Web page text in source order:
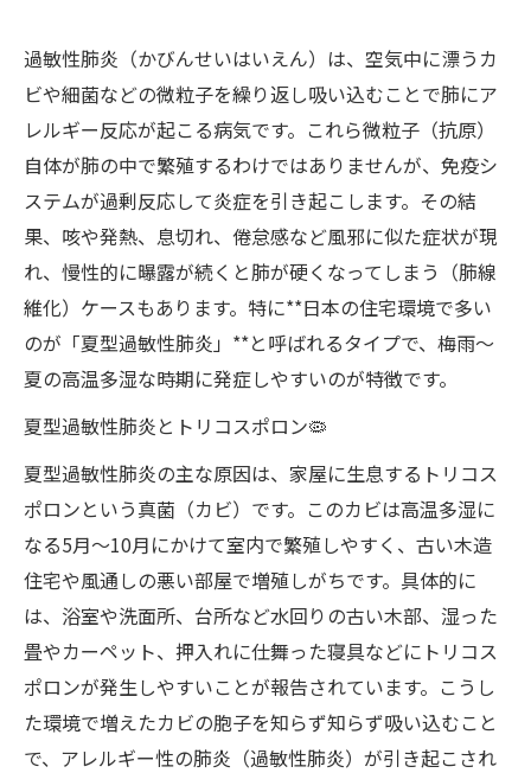
室内カビが引き起こす健康リスクとアレルギー
症状 😷
自己流のカビ対策では再発する？その理由と落
とし穴 ⚠️
カビバスターズ福岡の精密なカビ検査🔬【大分
エリアも対応】
落下菌検査：空気中に漂うカビを見える化
🌫️
付着菌検査：見つけたカビの種類を特定 🔍
含水率測定：見えない湿気を数値でチェッ
ク 💧
ファイバースコープ調査：壁の裏まで徹底
チェック 🕵️
微生物対策協会と連携した高精度な分析 🏢
🔬
カビ汚染度のビフォーアフター【除カビ前後で
こんなに違う！】📊
MIST工法による安全・安心の除カビ施工と再発
防止 ✨
過敏性肺炎（かびんせいはいえん）は、空気中に漂うカ
ビや細菌などの微粒子を繰り返し吸い込むことで肺にア
レルギー反応が起こる病気です。これら微粒子（抗原）
自体が肺の中で繁殖するわけではありませんが、免疫シ
ステムが過剰反応して炎症を引き起こします。その結
果、咳や発熱、息切れ、倦怠感など風邪に似た症状が現
れ、慢性的に曝露が続くと肺が硬くなってしまう（肺線
維化）ケースもあります。特に**日本の住宅環境で多い
のが「夏型過敏性肺炎」**と呼ばれるタイプで、梅雨〜
夏の高温多湿な時期に発症しやすいのが特徴です。
夏型過敏性肺炎とトリコスポロン🦠
夏型過敏性肺炎の主な原因は、家屋に生息するトリコス
ポロンという真菌（カビ）です。このカビは高温多湿に
なる5月〜10月にかけて室内で繁殖しやすく、古い木造
住宅や風通しの悪い部屋で増殖しがちです。具体的に
は、浴室や洗面所、台所など水回りの古い木部、湿った
畳やカーペット、押入れに仕舞った寝具などにトリコス
ポロンが発生しやすいことが報告されています。こうし
た環境で増えたカビの胞子を知らず知らず吸い込むこと
で、アレルギー性の肺炎（過敏性肺炎）が引き起こされ